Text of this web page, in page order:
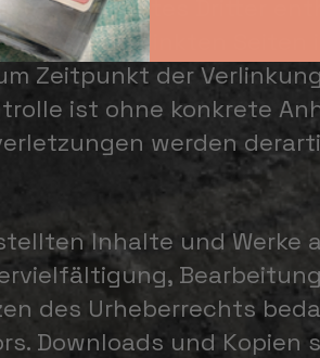
Websites Dritter
der verlinkten Seiten
Zeitpunkt der
ist ohne konkrete
werden
Inhalte und Werke
des Urheberrechts
Downloads und